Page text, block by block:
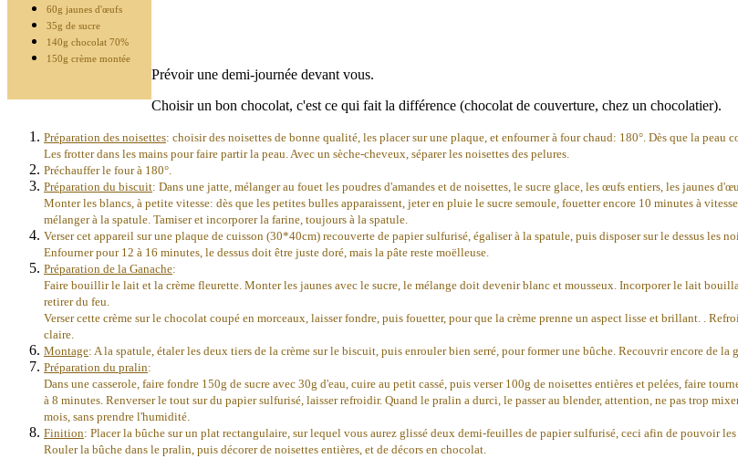
60g jaunes d'œufs
35g de sucre
140g chocolat 70%
150g crème montée
Prévoir une demi-journée devant vous.
Choisir un bon chocolat, c'est ce qui fait la différence (chocolat de couverture, chez un chocolatier).
Préparation des noisettes: choisir des noisettes de bonne qualité, les placer sur une plaque, et enfourner à four chaud: 180°. Dès que la
Les frotter dans les mains pour faire partir la peau. Avec un sèche-cheveux, séparer les noisettes des pelures.
Préchauffer le four à 180°.
Préparation du biscuit: Dans une jatte, mélanger au fouet les poudres d'amandes et de noisettes, le sucre glace, les œufs entiers, les jaunes
Monter les blancs, à petite vitesse: dès que les petites bulles apparaissent, jeter en pluie le sucre semoule, fouetter encore 10 minutes à
mélanger à la spatule. Tamiser et incorporer la farine, toujours à la spatule.
Verser cet appareil sur une plaque de cuisson (30*40cm) recouverte de papier sulfurisé, égaliser à la spatule, puis disposer sur le dessus
Enfourner pour 12 à 16 minutes, le dessus doit être juste doré, mais la pâte reste moëlleuse.
Préparation de la Ganache:
Faire bouillir le lait et la crème fleurette. Monter les jaunes avec le sucre, le mélange doit devenir blanc et mousseux. Incorporer le lait
retirer du feu.
Verser cette crème sur le chocolat coupé en morceaux, laisser fondre, puis fouetter, pour que la crème prenne un aspect lisse et brillant. .
claire.
Montage: A la spatule, étaler les deux tiers de la crème sur le biscuit, puis enrouler bien serré, pour former une bûche. Recouvrir encore de la
Préparation du pralin:
Dans une casserole, faire fondre 150g de sucre avec 30g d'eau, cuire au petit cassé, puis verser 100g de noisettes entières et pelées, faire
à 8 minutes. Renverser le tout sur du papier sulfurisé, laisser refroidir. Quand le pralin a durci, le passer au blender, attention, ne pas trop
mois, sans prendre l'humidité.
Finition: Placer la bûche sur un plat rectangulaire, sur lequel vous aurez glissé deux demi-feuilles de papier sulfurisé, ceci afin de pouvoir
Rouler la bûche dans le pralin, puis décorer de noisettes entières, et de décors en chocolat.